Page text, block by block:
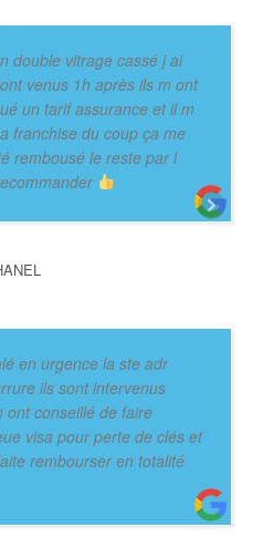
double vitrage cassé j ai
venus 1h après ils m ont
un tarif assurance et il m
franchise du coup ça me
rembousé le reste par l
en urgence la ste adr
ils sont intervenus
ont conseillé de faire
visa pour perte de clés et
rembourser en totalité